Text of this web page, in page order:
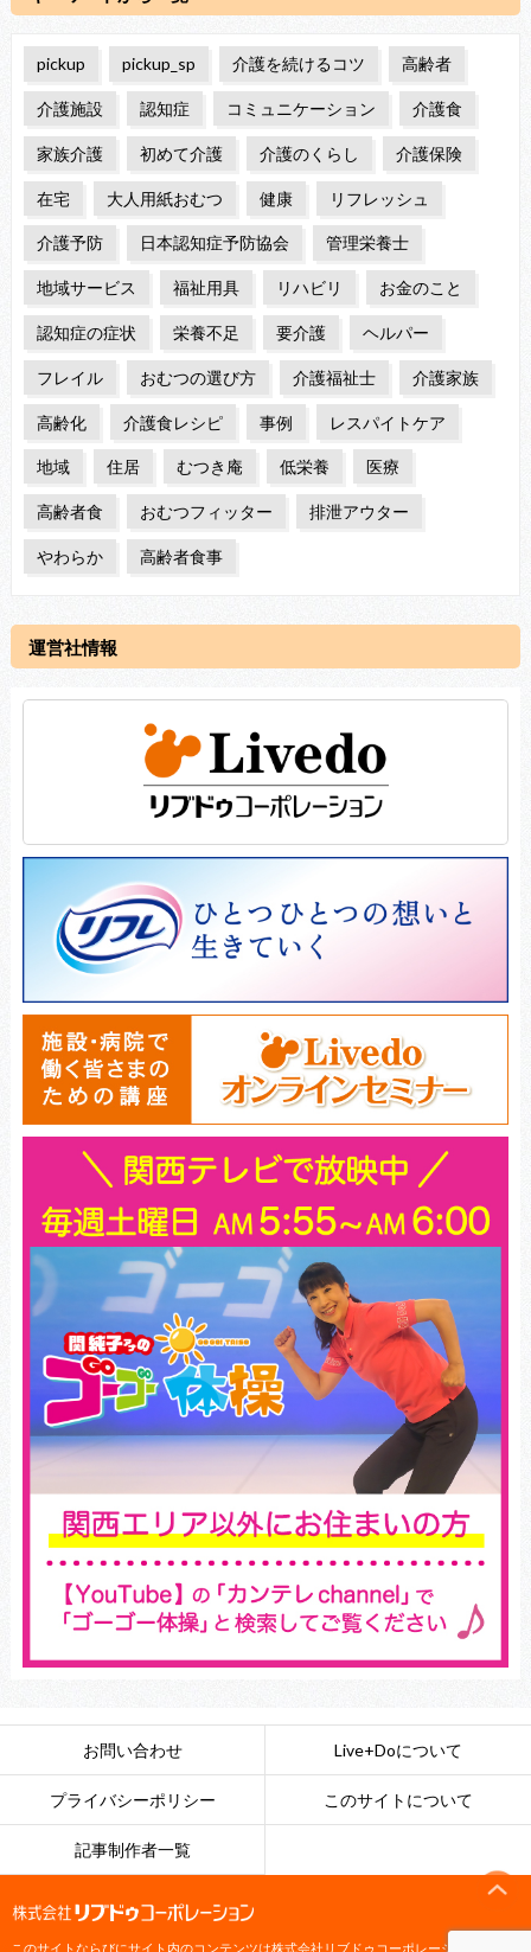
pickup pickup_sp 介護を続けるコツ 高齢者
介護施設 認知症 コミュニケーション 介護食
家族介護 初めて介護 介護のくらし 介護保険
在宅 大人用紙おむつ 健康 リフレッシュ
介護予防 日本認知症予防協会 管理栄養士
地域サービス 福祉用具 リハビリ お金のこと
認知症の症状 栄養不足 要介護 ヘルパー
フレイル おむつの選び方 介護福祉士 介護家族
高齢化 介護食レシピ 事例 レスパイトケア
地域 住居 むつき庵 低栄養 医療
高齢者食 おむつフィッター 排泄アウター
やわらか 高齢者食事
運営社情報
お問い合わせ Live+Doについて
プライバシーポリシー このサイトについて
記事制作者一覧
このサイトならびにサイト内のコンテンツは株式会社リブドゥコーポレーション